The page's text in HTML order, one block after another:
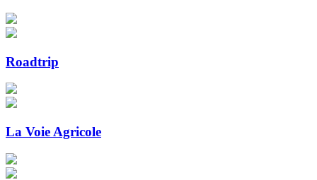
Roadtrip
La Voie Agricole